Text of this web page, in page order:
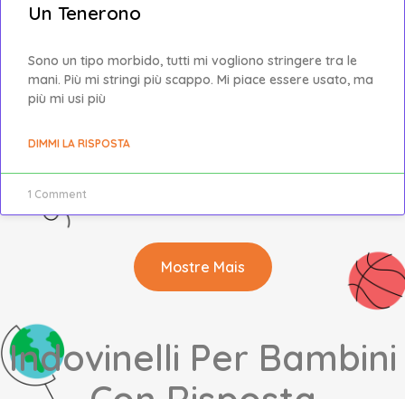
Un Tenerono
Sono un tipo morbido, tutti mi vogliono stringere tra le
mani. Più mi stringi più scappo. Mi piace essere usato, ma
più mi usi più
DIMMI LA RISPOSTA
1 Comment
Mostre Mais
Indovinelli Per Bambini